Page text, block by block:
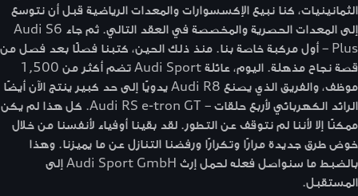
الثمانينيات، كنا نبيع الإكسسوارات والمعدات الرياضية قبل أن نتوسع
إلى المعدات الحصرية والمخصصة في العقد التالي. ثم جاء Audi S6
Plus – أول مركبة خاصة بنا. منذ ذلك الحين، كتبنا فصلًا بعد فصل من
قصة نجاح مذهلة. اليوم، عائلة Audi Sport تضم أكثر من 1,500
موظف، والفريق الذي يصنع Audi R8 يدويًا إلى حد كبير ينتج الآن أيضًا
الرائد الكهربائي لأربع حلقات – Audi RS e-tron GT. كل هذا لم يكن
ممكنًا إلا لأننا لم نتوقف عن التطور. لقد بقينا أوفياء لأنفسنا من خلال
خوض طرق جديدة مرارًا وتكرارًا ورفضنا التنازل عن ما يميزنا. وهذا
بالضبط ما سنواصل فعله لحمل إرث Audi Sport GmbH إلى
المستقبل.